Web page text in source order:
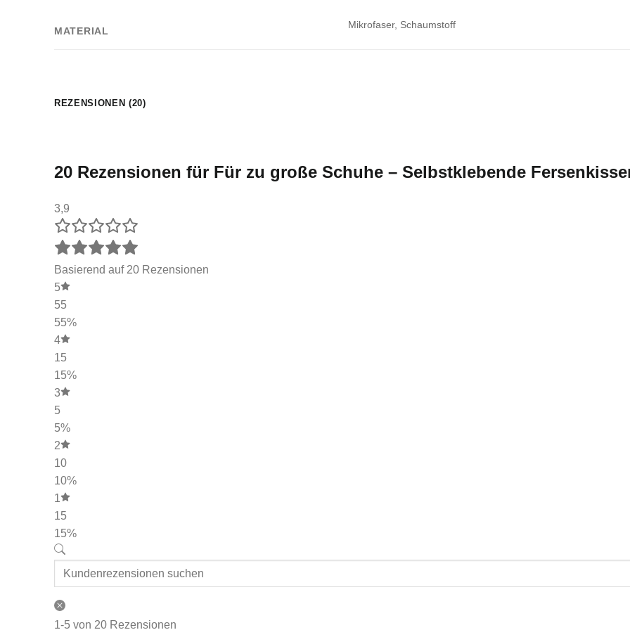
MATERIAL
Mikrofaser, Schaumstoff
REZENSIONEN (20)
20 Rezensionen für Für zu große Schuhe – Selbstklebende
3,9
Basierend auf 20 Rezensionen
5
55
55%
4
15
15%
3
5
5%
2
10
10%
1
15
15%
1-5 von 20 Rezensionen